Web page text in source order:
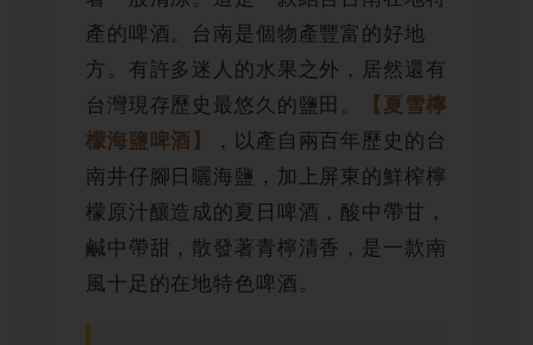
產的啤酒。台南是個物產豐富的好地
方。有許多迷人的水果之外，居然還有
台灣現存歷史最悠久的鹽田。
【夏雪檸
檬海鹽啤酒】
，以產自兩百年歷史的台
南井仔腳日曬海鹽，加上屏東的鮮榨檸
檬原汁釀造成的夏日啤酒，酸中帶甘，
鹹中帶甜，散發著青檸清香，是一款南
風十足的在地特色啤酒。